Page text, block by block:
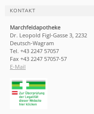
KONTAKT
Marchfeldapotheke
Dr. Leopold Figl-Gasse 3, 2232
Deutsch-Wagram
Tel. +43 2247 57057
Fax +43 2247 57057-57
E-Mail